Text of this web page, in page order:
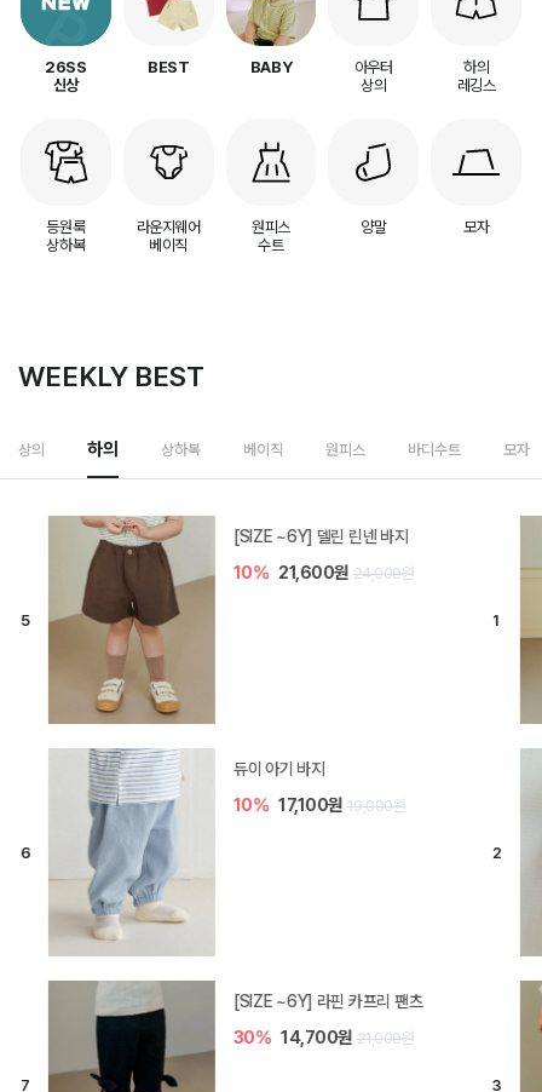
26SS
신상
BEST BABY
아우터
상의
하의
레깅스
등원룩
상하복
라운지웨어
베이직
원피스
수트
양말 모자
WEEKLY BEST
상의 하의 상하복 베이직 원피스 바디수트 모자
[SIZE ~6Y] 델린 린넨 바지
10% 21,600원 24,000원
듀이 아기 바지
10% 17,100원 19,000원
[SIZE ~6Y] 라핀 카프리 팬츠
30% 14,700원 21,000원